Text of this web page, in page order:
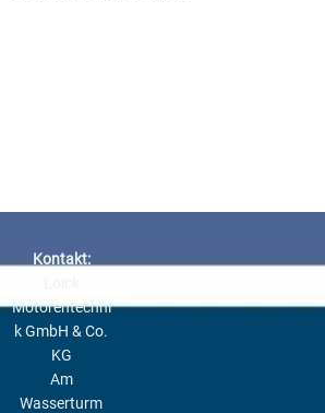
Kontakt:
Motorentechni
k GmbH & Co.
KG
Am
Wasserturm